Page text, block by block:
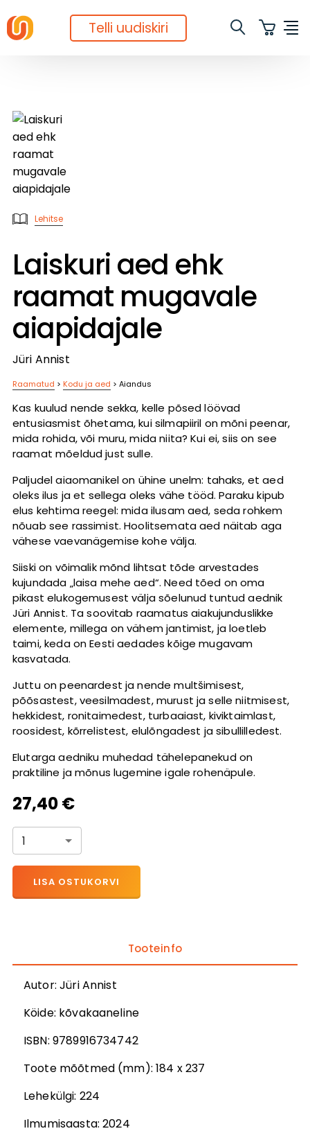
Telli uudiskiri
Lehitse
Laiskuri aed ehk
raamat mugavale
aiapidajale
Jüri Annist
Raamatud > Kodu ja aed > Aiandus
Kas kuulud nende sekka, kelle põsed löövad
entusiasmist õhetama, kui silmapiiril on mõni peenar,
mida rohida, või muru, mida niita? Kui ei, siis on see
raamat mõeldud just sulle.
Paljudel aiaomanikel on ühine unelm: tahaks, et aed
oleks ilus ja et sellega oleks vähe tööd. Paraku kipub
elus kehtima reegel: mida ilusam aed, seda rohkem
nõuab see rassimist. Hoolitsemata aed näitab aga
vähese vaevanägemise kohe välja.
Siiski on võimalik mõnd lihtsat tõde arvestades
kujundada „laisa mehe aed“. Need tõed on oma
pikast elukogemusest välja sõelunud tuntud aednik
Jüri Annist. Ta soovitab raamatus aiakujunduslikke
elemente, millega on vähem jantimist, ja loetleb
taimi, keda on Eesti aedades kõige mugavam
kasvatada.
Juttu on peenardest ja nende multšimisest,
põõsastest, veesilmadest, murust ja selle niitmisest,
hekkidest, ronitaimedest, turbaaiast, kiviktaimlast,
roosidest, kõrrelistest, elulõngadest ja sibullilledest.
Elutarga aedniku muhedad tähelepanekud on
praktiline ja mõnus lugemine igale rohenäpule.
27,40 €
1
LISA OSTUKORVI
Tooteinfo
Autor:Jüri Annist
Köide: kõvakaaneline
ISBN: 9789916734742
Toote mõõtmed (mm):184 x 237
Lehekülgi: 224
Ilmumisaasta:2024